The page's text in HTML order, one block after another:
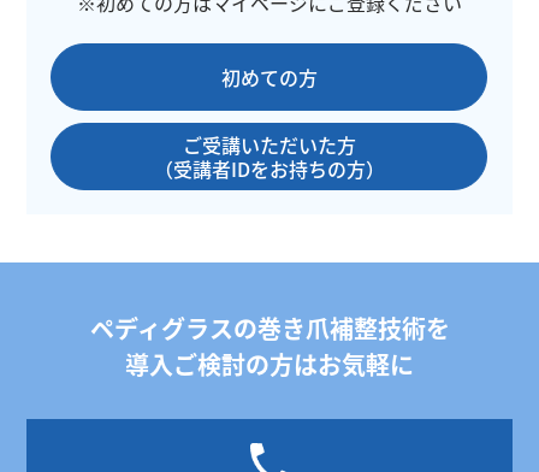
初めての方
ご受講いただいた方
（受講者IDをお持ちの方）
ペディグラスの巻き爪補整技術を
導入ご検討の方はお気軽に